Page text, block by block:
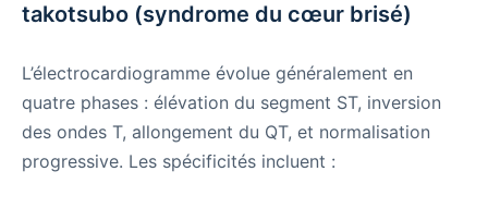
takotsubo (syndrome du cœur brisé)
L’électrocardiogramme évolue généralement en
quatre phases : élévation du segment ST, inversion
des ondes T, allongement du QT, et normalisation
progressive. Les spécificités incluent :